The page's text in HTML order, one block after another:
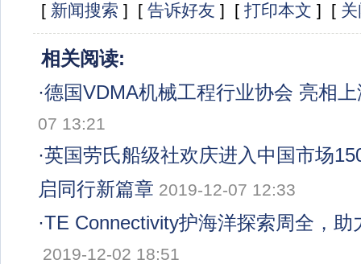
[ 新闻搜索 ] [ 告诉好友 ] [ 打印本文 ] [
相关阅读:
·德国VDMA机械工程行业协会 亮相
07 13:21
·英国劳氏船级社欢庆进入中国市场
启同行新篇章 2019-12-07 12:33
·TE Connectivity护海洋探索周全，助
2019-12-02 18:51